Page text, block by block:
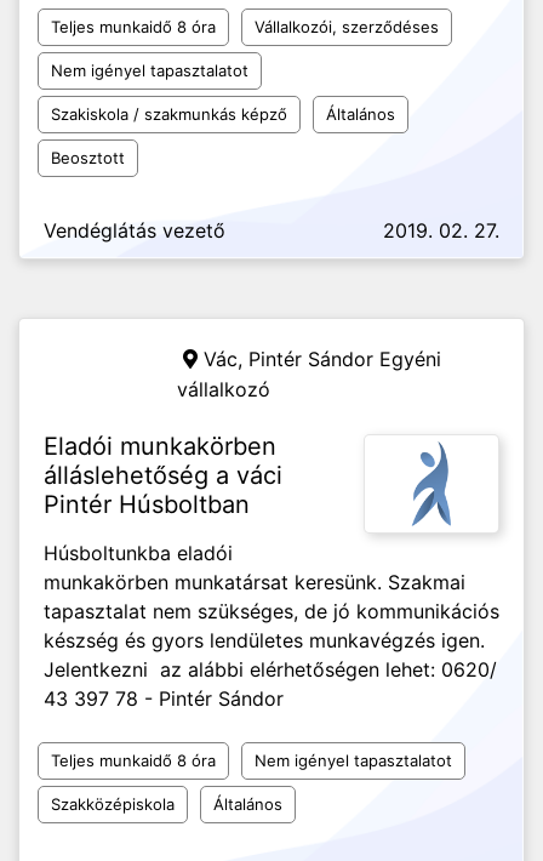
Teljes munkaidő 8 óra Vállalkozói, szerződéses
Nem igényel tapasztalatot
Szakiskola / szakmunkás képző Általános
Beosztott
Vendéglátás vezető 2019. 02. 27.
Vác, Pintér Sándor Egyéni
vállalkozó
Eladói munkakörben
álláslehetőség a váci
Pintér Húsboltban
Húsboltunkba eladói
munkakörben munkatársat keresünk. Szakmai
tapasztalat nem szükséges, de jó kommunikációs
készség és gyors lendületes munkavégzés igen.
Jelentkezni az alábbi elérhetőségen lehet: 0620/
43 397 78 - Pintér Sándor
Teljes munkaidő 8 óra Nem igényel tapasztalatot
Szakközépiskola Általános